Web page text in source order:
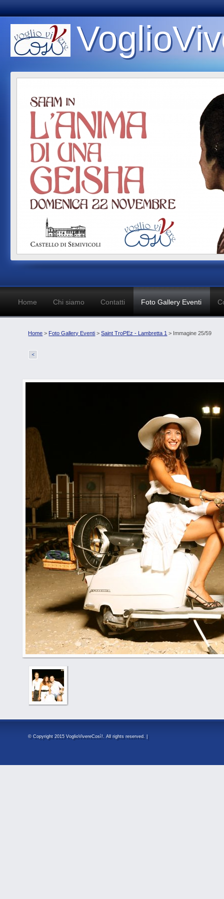
Home Chi siamo Contatti Foto Gallery Eventi
Home > Foto Gallery Eventi >Saint TroPEz - Lambretta 1 > Immagine 25/59
© Copyright 2015 VoglioVivereCosì!. All rights reserved. |